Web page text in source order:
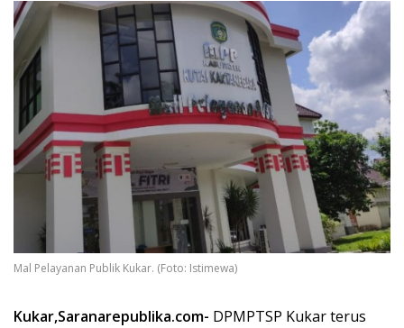
Mal Pelayanan Publik Kukar. (Foto: Istimewa)
Kukar,Saranarepublika.com- DPMPTSP Kukar terus